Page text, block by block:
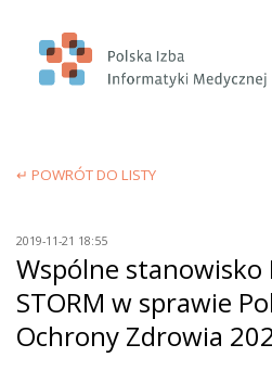
↵ POWRÓT DO LISTY
2019-11-21 18:55
Wspólne stanowisko
STORM w sprawie
Ochrony Zdrowia